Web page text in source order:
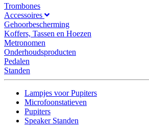
Trombones
Accessoires
Gehoorbescherming
Koffers, Tassen en Hoezen
Metronomen
Onderhoudsproducten
Pedalen
Standen
Lampjes voor Pupiters
Microfoonstatieven
Pupiters
Speaker Standen